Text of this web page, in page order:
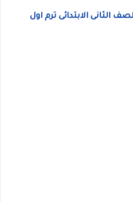
الثانى الابتدائى ترم اول